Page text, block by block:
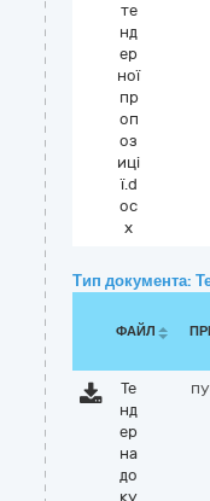
те
нд
ер
ної
пр
оп
оз
иці
ї.d
oc
x
Тип документа:
ФАЙЛ
Те
нд
ер
на
до
ку